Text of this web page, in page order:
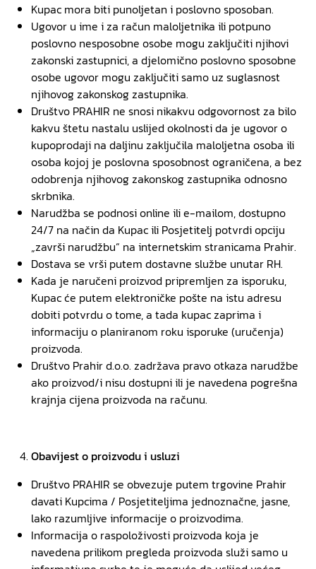
Kupac mora biti punoljetan i poslovno sposoban.
Ugovor u ime i za račun maloljetnika ili potpuno
poslovno nesposobne osobe mogu zaključiti njihovi
zakonski zastupnici, a djelomično poslovno sposobne
osobe ugovor mogu zaključiti samo uz suglasnost
njihovog zakonskog zastupnika.
Društvo PRAHIR ne snosi nikakvu odgovornost za bilo
kakvu štetu nastalu uslijed okolnosti da je ugovor o
kupoprodaji na daljinu zaključila maloljetna osoba ili
osoba kojoj je poslovna sposobnost ograničena, a bez
odobrenja njihovog zakonskog zastupnika odnosno
skrbnika.
Narudžba se podnosi online ili e-mailom, dostupno
24/7 na način da Kupac ili Posjetitelj potvrdi opciju
„završi narudžbu“ na internetskim stranicama Prahir.
Dostava se vrši putem dostavne službe unutar RH.
Kada je naručeni proizvod pripremljen za isporuku,
Kupac će putem elektroničke pošte na istu adresu
dobiti potvrdu o tome, a tada kupac zaprima i
informaciju o planiranom roku isporuke (uručenja)
proizvoda.
Društvo Prahir d.o.o. zadržava pravo otkaza narudžbe
ako proizvod/i nisu dostupni ili je navedena pogrešna
krajnja cijena proizvoda na računu.
Obavijest o proizvodu i usluzi
Društvo PRAHIR se obvezuje putem trgovine Prahir
davati Kupcima / Posjetiteljima jednoznačne, jasne,
lako razumljive informacije o proizvodima.
Informacija o raspoloživosti proizvoda koja je
navedena prilikom pregleda proizvoda služi samo u